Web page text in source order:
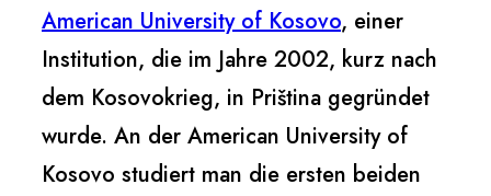
American University of Kosovo, einer
Institution, die im Jahre 2002, kurz nach
dem Kosovokrieg, in Priština gegründet
wurde. An der American University of
Kosovo studiert man die ersten beiden